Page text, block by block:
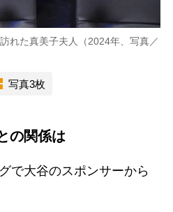
れた真美子夫人（2024年、写真／
写真3枚
の関係は
で大谷のスポンサーから